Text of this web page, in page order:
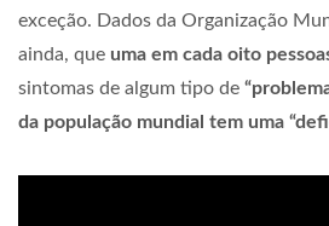
exceção. Dados da Organização
ainda, que uma em cada oito
sintomas de algum tipo de
da população mundial tem uma